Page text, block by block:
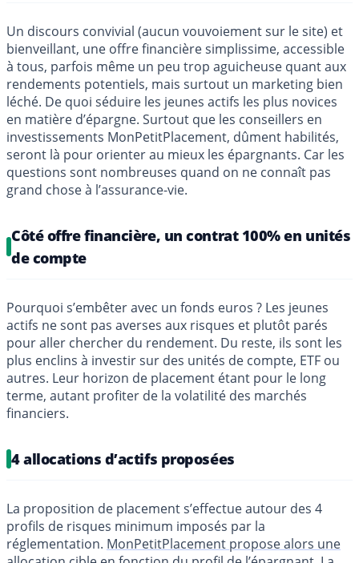
Un discours convivial (aucun vouvoiement sur le site) et
bienveillant, une offre financière simplissime, accessible
à tous, parfois même un peu trop aguicheuse quant aux
rendements potentiels, mais surtout un marketing bien
léché. De quoi séduire les jeunes actifs les plus novices
en matière d’épargne. Surtout que les conseillers en
investissements MonPetitPlacement, dûment habilités,
seront là pour orienter au mieux les épargnants. Car les
questions sont nombreuses quand on ne connaît pas
grand chose à l’assurance-vie.
Côté offre financière, un contrat 100% en unités
de compte
Pourquoi s’embêter avec un fonds euros ? Les jeunes
actifs ne sont pas averses aux risques et plutôt parés
pour aller chercher du rendement. Du reste, ils sont les
plus enclins à investir sur des unités de compte, ETF ou
autres. Leur horizon de placement étant pour le long
terme, autant profiter de la volatilité des marchés
financiers.
4 allocations d’actifs proposées
La proposition de placement s’effectue autour des 4
profils de risques minimum imposés par la
réglementation. MonPetitPlacement propose alors une